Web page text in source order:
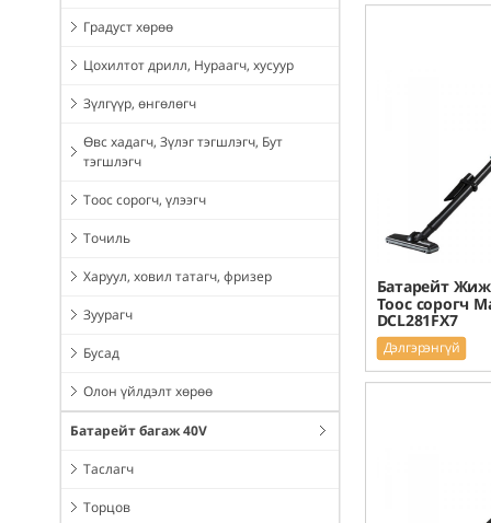
Градуст хөрөө
Цохилтот дрилл, Нураагч, хусуур
Зүлгүүр, өнгөлөгч
Өвс хадагч, Зүлэг тэгшлэгч, Бут
тэгшлэгч
Тоос сорогч, үлээгч
Точиль
Харуул, ховил татагч, фризер
Зуурагч
Бусад
Олон үйлдэлт хөрөө
Батарейт багаж 40V
Таслагч
Торцов
Батарейт
Тоос сорогч
DCL281FX7
Дэлгэрэнгүй